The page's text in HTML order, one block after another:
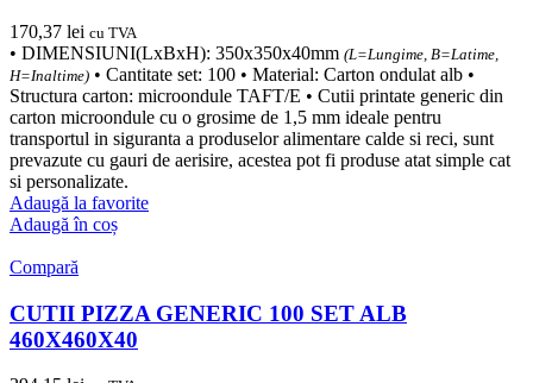
170,37 lei cu TVA
• DIMENSIUNI(LxBxH): 350x350x40mm (L=Lungime, B=Latime,
H=Inaltime) • Cantitate set: 100 • Material: Carton ondulat alb •
Structura carton: microondule TAFT/E • Cutii printate generic din
carton microondule cu o grosime de 1,5 mm ideale pentru
transportul in siguranta a produselor alimentare calde si reci, sunt
prevazute cu gauri de aerisire, acestea pot fi produse atat simple cat
si personalizate.
Adaugă la favorite
Adaugă în coș
Compară
CUTII PIZZA GENERIC 100 SET ALB
460X460X40